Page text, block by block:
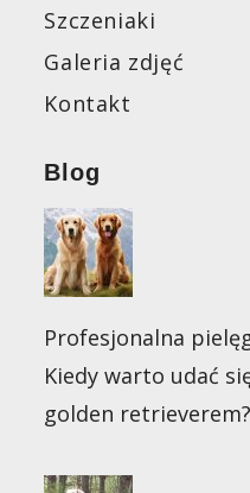
Szczeniaki
Galeria zdjęć
Kontakt
Blog
Profesjonalna
Kiedy warto udać
golden retrieverem?